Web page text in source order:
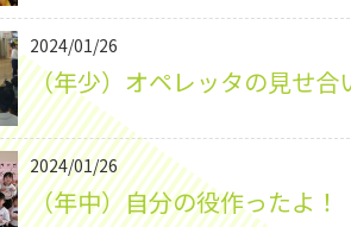
2024/01/26
（年少）オペレッタの見せ合
2024/01/26
（年中）自分の役作ったよ！